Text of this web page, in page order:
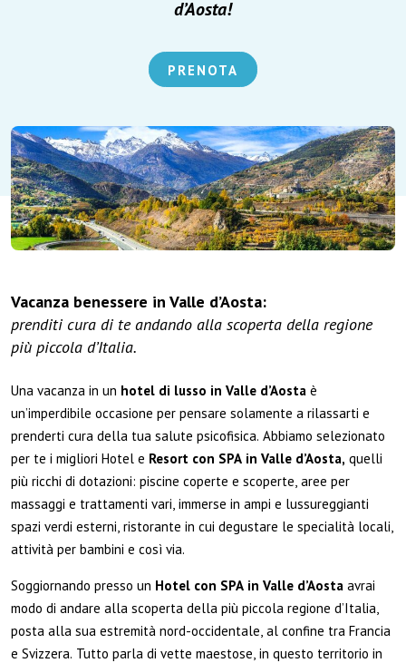
d’Aosta!
PRENOTA
Vacanza benessere in Valle d’Aosta:
prenditi cura di te andando alla scoperta della regione
più piccola d’Italia.
Una vacanza in un hotel di lusso in Valle d’Aosta è
un’imperdibile occasione per pensare solamente a rilassarti e
prenderti cura della tua salute psicofisica. Abbiamo selezionato
per te i migliori Hotel e Resort con SPA in Valle d’Aosta, quelli
più ricchi di dotazioni: piscine coperte e scoperte, aree per
massaggi e trattamenti vari, immerse in ampi e lussureggianti
spazi verdi esterni, ristorante in cui degustare le specialità locali,
attività per bambini e così via.
Soggiornando presso un Hotel con SPA in Valle d’Aosta avrai
modo di andare alla scoperta della più piccola regione d’Italia,
posta alla sua estremità nord-occidentale, al confine tra Francia
e Svizzera. Tutto parla di vette maestose, in questo territorio in